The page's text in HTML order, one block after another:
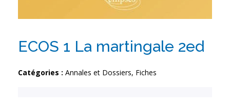
ECOS 1 La martingale 2ed
Catégories : Annales et Dossiers, Fiches